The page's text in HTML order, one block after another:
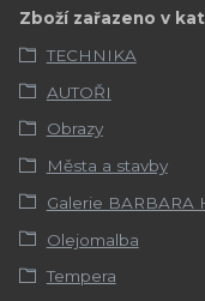
Zboží zařazeno v
TECHNIKA
AUTOŘI
Obrazy
Města a stavby
Galerie BARBARA
Olejomalba
Tempera